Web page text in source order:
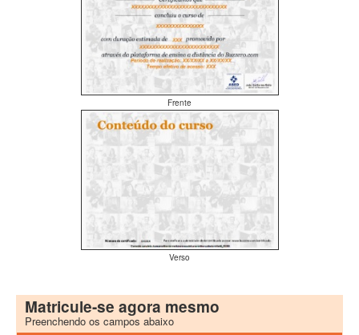
Frente
Verso
Matricule-se agora mesmo
Preenchendo os campos abaixo